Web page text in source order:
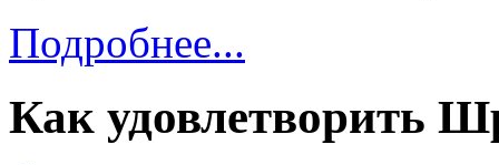
Подробнее...
Как удовлетворить